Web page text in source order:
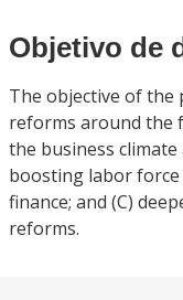
Objetivo de
The objective of the
reforms around the
the business
boosting labor
finance; and (C)
reforms.